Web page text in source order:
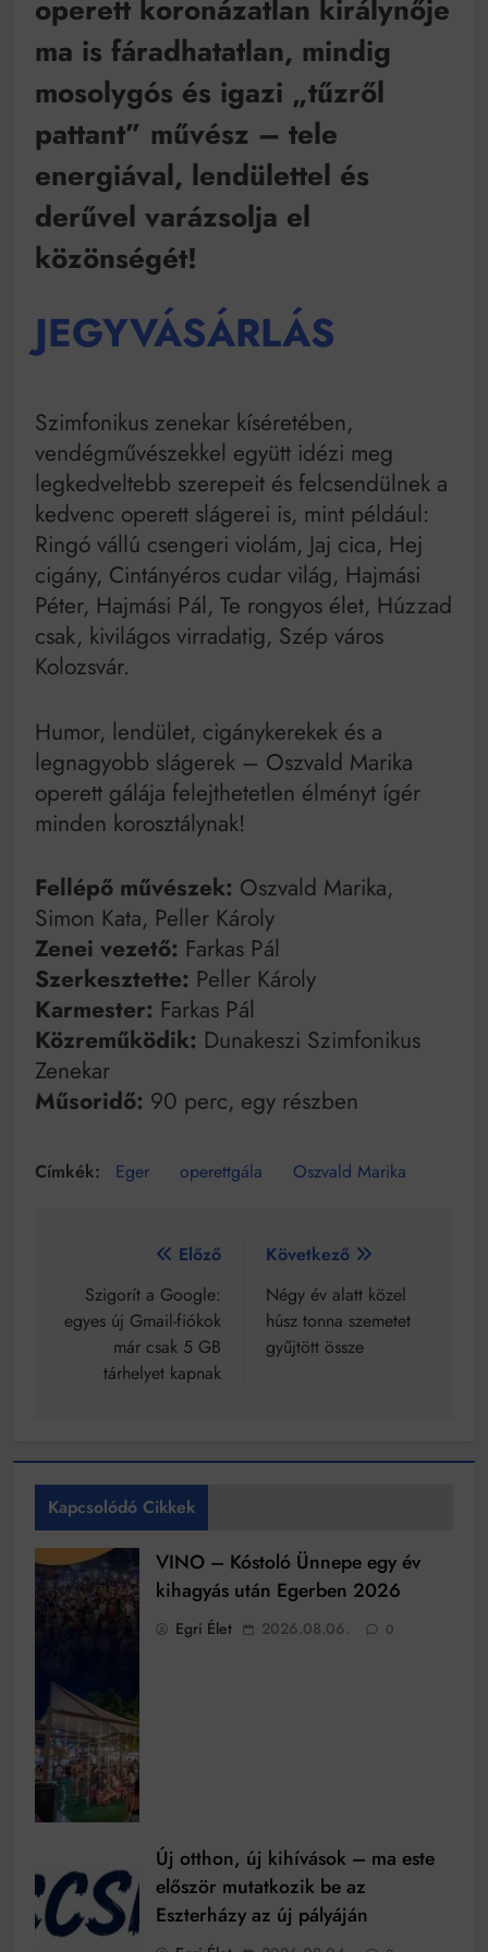
Bitumenes lapostetők: a bevált technológia akkor
működik, ha jól van felújítva
operett koronázatlan királynője
ma is fáradhatatlan, mindig
mosolygós és igazi „tűzről
pattant” művész – tele
energiával, lendülettel és
derűvel varázsolja el
közönségét!
JEGYVÁSÁRLÁS
Szimfonikus zenekar kíséretében,
vendégművészekkel együtt idézi meg
legkedveltebb szerepeit és felcsendülnek a
kedvenc operett slágerei is, mint például:
Ringó vállú csengeri violám, Jaj cica, Hej
cigány, Cintányéros cudar világ, Hajmási
Péter, Hajmási Pál, Te rongyos élet, Húzzad
csak, kivilágos virradatig, Szép város
Kolozsvár.
Humor, lendület, cigánykerekek és a
legnagyobb slágerek – Oszvald Marika
operett gálája felejthetetlen élményt ígér
minden korosztálynak!
Fellépő művészek: Oszvald Marika,
Simon Kata, Peller Károly
Zenei vezető: Farkas Pál
Szerkesztette: Peller Károly
Karmester: Farkas Pál
Közreműködik: Dunakeszi Szimfonikus
Zenekar
Műsoridő: 90 perc, egy részben
Eger operettgála Oszvald Marika
Bejegyzés
navigáció
Előző
Szigorít a Google:
egyes új Gmail-fiókok
már csak 5 GB
tárhelyet kapnak
Következő
Négy év alatt közel
húsz tonna szemetet
gyűjtött össze
Kapcsolódó Cikkek
VINO – Kóstoló Ünnepe egy év
kihagyás után Egerben 2026
Egri Élet 2026.08.06. 0
Új otthon, új kihívások – ma este
először mutatkozik be az
Eszterházy az új pályáján